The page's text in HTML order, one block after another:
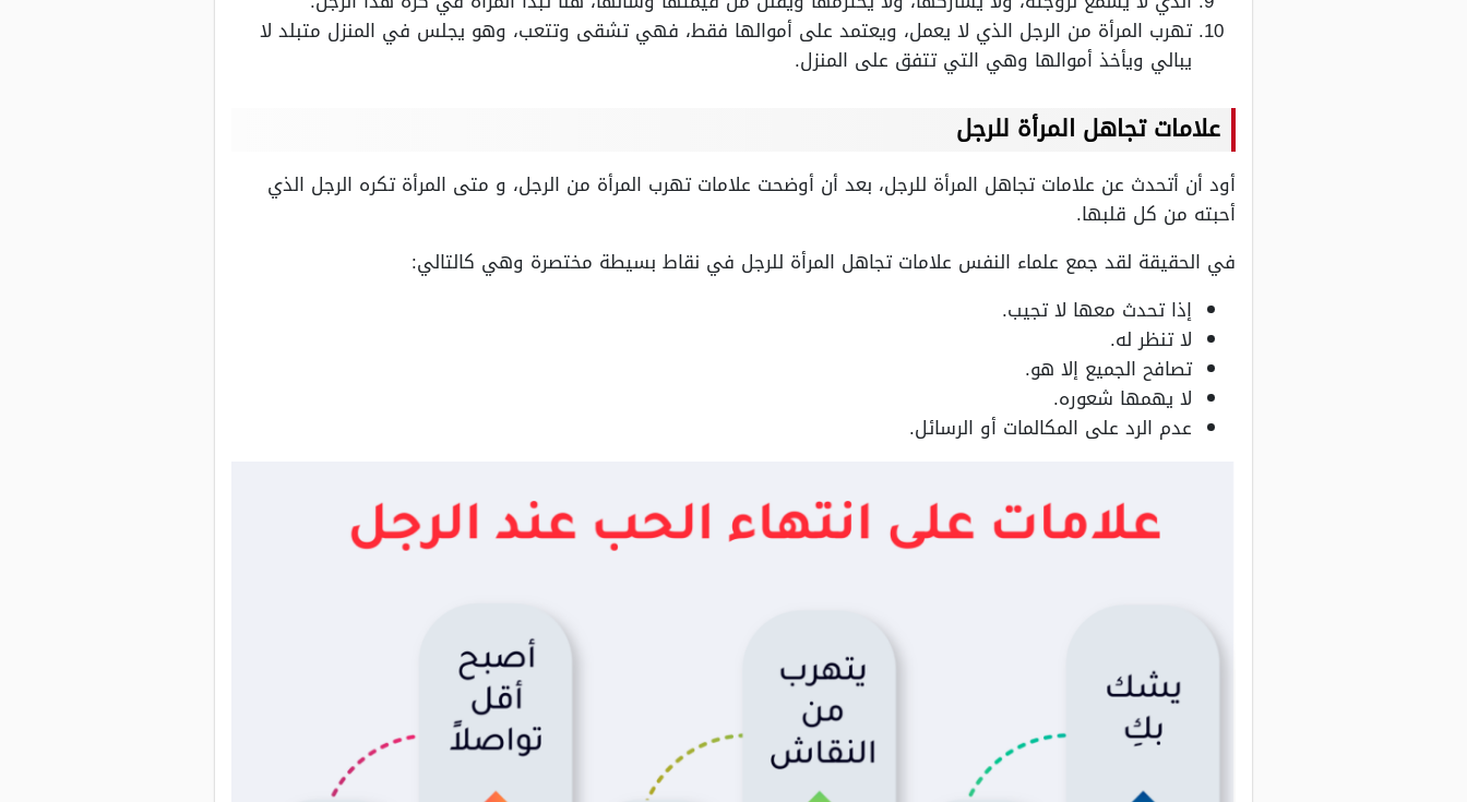
تهرب المرأة من الرجل الذي لا يعمل، ويعتمد على أموالها فقط، فهي تشقى وتتعب، وهو يجلس في المنزل متبلد لا
يبالي ويأخذ أموالها وهي التي تتفق على المنزل.
علامات تجاهل المرأة للرجل
أود أن أتحدث عن علامات تجاهل المرأة للرجل، بعد أن أوضحت علامات تهرب المرأة من الرجل، و متى المرأة تكره الرجل الذي
أحبته من كل قلبها.
في الحقيقة لقد جمع علماء النفس علامات تجاهل المرأة للرجل في نقاط بسيطة مختصرة وهي كالتالي:
إذا تحدث معها لا تجيب.
لا تنظر له.
تصافح الجميع إلا هو.
لا يهمها شعوره.
عدم الرد على المكالمات أو الرسائل.